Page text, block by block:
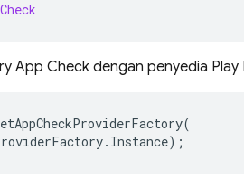
App Check dengan penyedia
(
. Instance);